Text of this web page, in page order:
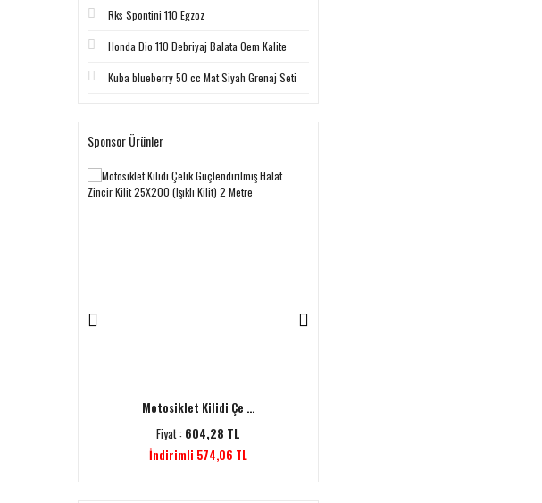
Rks Spontini 110 Egzoz
Honda Dio 110 Debriyaj Balata Oem Kalite
Kuba blueberry 50 cc Mat Siyah Grenaj Seti
Sponsor Ürünler
Motosiklet Kilidi Çe ...
Fiyat : 604,28 TL
İndirimli 574,06 TL